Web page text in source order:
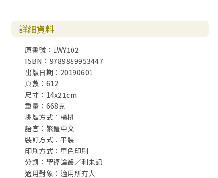
的禮儀
第十三章：帶著合宜的祭來親近祂（利1-7）（5）：帶著
燔祭來親近祂（利1:1-17；6:8-13）
第十四章：帶著合宜的祭來親近祂（利1-7）（6）：帶著
素祭來親近祂（利2:1-16；6:14-23）
第十五章：帶著合宜的祭來親近祂（利1-7）（7）：帶著
平安祭來親近祂（利3:1-17；7:11-36）
第十六章：帶著合宜的祭來親近祂（利1-7）（8）：帶著
贖罪祭來親近祂（利4:1-5:13；6:24-30）
詳細資料
原書號：LWY102
ISBN：9789889953447
出版日期：20190601
頁數：612
尺寸：14x21cm
重量：668克
排版方式：橫排
語言：繁體中文
裝訂方式：平裝
印刷方式：單色印刷
分類：聖經論叢／利未記
適用對象：適用所有人